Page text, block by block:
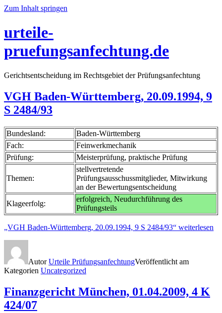
Zum Inhalt springen
urteile-
pruefungsanfechtung.de
Gerichtsentscheidung im Rechtsgebiet der Prüfungsanfechtung
VGH Baden-Württemberg, 20.09.1994, 9
S 2484/93
Bundesland:
Baden-Württemberg
Fach:
Feinwerkmechanik
Prüfung:
Meisterprüfung, praktische Prüfung
Themen:
stellvertretende
Prüfungsausschussmitglieder, Mitwirkung
an der Bewertungsentscheidung
Klageerfolg:
erfolgreich, Neudurchführung des
Prüfungsteils
„VGH Baden-Württemberg, 20.09.1994, 9 S 2484/93“ weiterlesen
AutorUrteile PrüfungsanfechtungVeröffentlicht am
Kategorien Uncategorized
Finanzgericht München, 01.04.2009, 4 K
424/07